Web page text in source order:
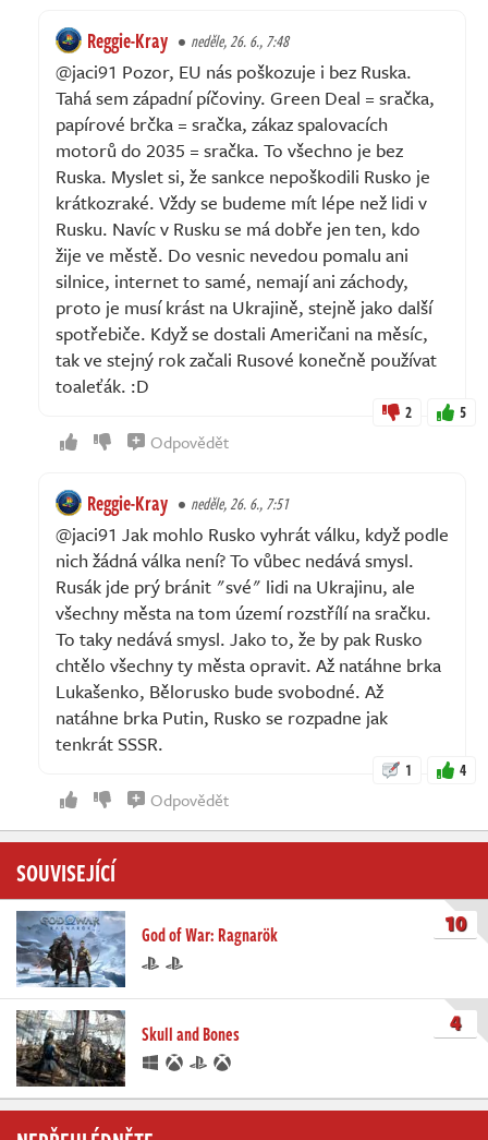
Reggie-Kray neděle, 26. 6., 7:48
@jaci91 Pozor, EU nás poškozuje i bez Ruska.
Tahá sem západní píčoviny. Green Deal = sračka,
papírové brčka = sračka, zákaz spalovacích
motorů do 2035 = sračka. To všechno je bez
Ruska. Myslet si, že sankce nepoškodili Rusko je
krátkozraké. Vždy se budeme mít lépe než lidi v
Rusku. Navíc v Rusku se má dobře jen ten, kdo
žije ve městě. Do vesnic nevedou pomalu ani
silnice, internet to samé, nemají ani záchody,
proto je musí krást na Ukrajině, stejně jako další
spotřebiče. Když se dostali Američani na měsíc,
tak ve stejný rok začali Rusové konečně používat
toaleťák. :D
2 5
Odpovědět
Reggie-Kray neděle, 26. 6., 7:51
@jaci91 Jak mohlo Rusko vyhrát válku, když podle
nich žádná válka není? To vůbec nedává smysl.
Rusák jde prý bránit "své" lidi na Ukrajinu, ale
všechny města na tom území rozstřílí na sračku.
To taky nedává smysl. Jako to, že by pak Rusko
chtělo všechny ty města opravit. Až natáhne brka
Lukašenko, Bělorusko bude svobodné. Až
natáhne brka Putin, Rusko se rozpadne jak
tenkrát SSSR.
1 4
Odpovědět
SOUVISEJÍCÍ
God of War: Ragnarök 10
Skull and Bones 4